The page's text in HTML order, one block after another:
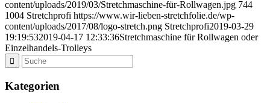
content/uploads/2019/03/Stretchmaschine-für-Rollwagen.jpg 744
1004 Stretchprofi https://www.wir-lieben-stretchfolie.de/wp-
content/uploads/2017/08/logo-stretch.png Stretchprofi2019-03-29
19:19:532019-04-17 12:33:36Stretchmaschine für Rollwagen oder
Einzelhandels-Trolleys
Kategorien